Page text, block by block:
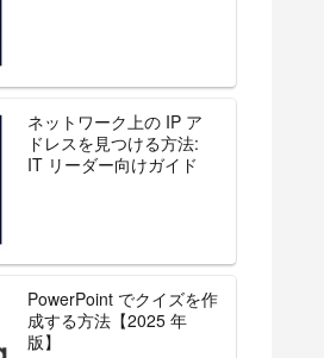
ネットワーク上の IP ア
ドレスを見つける方法:
IT リーダー向けガイド
PowerPoint でクイズを作
成する方法【2025 年
版】